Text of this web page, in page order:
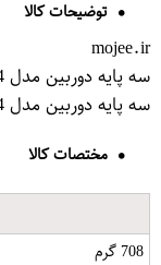
توضیحات کالا
mojee.ir
سه پایه دوربین مدل x1214
سه پایه دوربین مدل x1214
مختصات کالا
708 گرم